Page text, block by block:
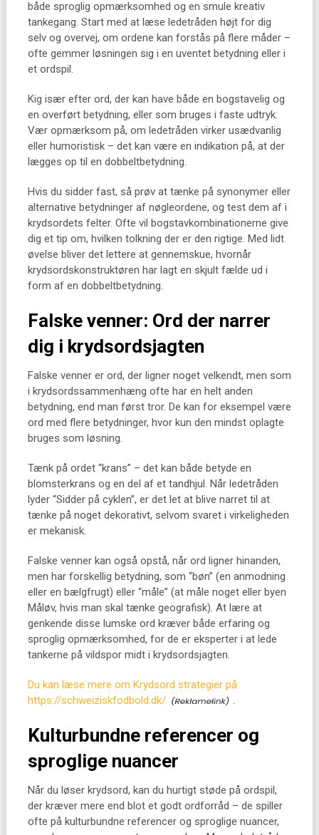
både sproglig opmærksomhed og en smule kreativ
tankegang. Start med at læse ledetråden højt for dig
selv og overvej, om ordene kan forstås på flere måder –
ofte gemmer løsningen sig i en uventet betydning eller i
et ordspil.
Kig især efter ord, der kan have både en bogstavelig og
en overført betydning, eller som bruges i faste udtryk.
Vær opmærksom på, om ledetråden virker usædvanlig
eller humoristisk – det kan være en indikation på, at der
lægges op til en dobbeltbetydning.
Hvis du sidder fast, så prøv at tænke på synonymer eller
alternative betydninger af nøgleordene, og test dem af i
krydsordets felter. Ofte vil bogstavkombinationerne give
dig et tip om, hvilken tolkning der er den rigtige. Med lidt
øvelse bliver det lettere at gennemskue, hvornår
krydsordskonstruktøren har lagt en skjult fælde ud i
form af en dobbeltbetydning.
Falske venner: Ord der narrer
dig i krydsordsjagten
Falske venner er ord, der ligner noget velkendt, men som
i krydsordssammenhæng ofte har en helt anden
betydning, end man først tror. De kan for eksempel være
ord med flere betydninger, hvor kun den mindst oplagte
bruges som løsning.
Tænk på ordet “krans” – det kan både betyde en
blomsterkrans og en del af et tandhjul. Når ledetråden
lyder “Sidder på cyklen”, er det let at blive narret til at
tænke på noget dekorativt, selvom svaret i virkeligheden
er mekanisk.
Falske venner kan også opstå, når ord ligner hinanden,
men har forskellig betydning, som “bøn” (en anmodning
eller en bælgfrugt) eller “måle” (at måle noget eller byen
Måløv, hvis man skal tænke geografisk). At lære at
genkende disse lumske ord kræver både erfaring og
sproglig opmærksomhed, for de er eksperter i at lede
tankerne på vildspor midt i krydsordsjagten.
Du kan læse mere om Krydsord strategier på
https://schweiziskfodbold.dk/
.
Kulturbundne referencer og
sproglige nuancer
Når du løser krydsord, kan du hurtigt støde på ordspil,
der kræver mere end blot et godt ordforråd – de spiller
ofte på kulturbundne referencer og sproglige nuancer,